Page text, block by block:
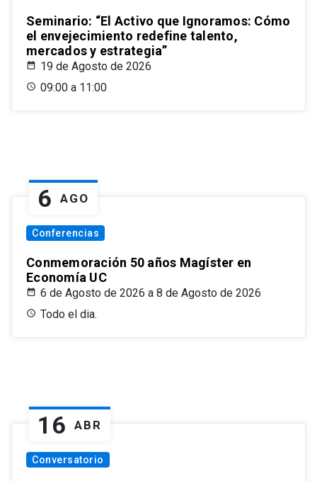
Seminario: “El Activo que Ignoramos: Cómo
el envejecimiento redefine talento,
mercados y estrategia”
19 de Agosto de 2026
09:00 a 11:00
6 AGO
Conferencias
Conmemoración 50 años Magíster en
Economía UC
6 de Agosto de 2026 a 8 de Agosto de 2026
Todo el dia.
16 ABR
Conversatorio